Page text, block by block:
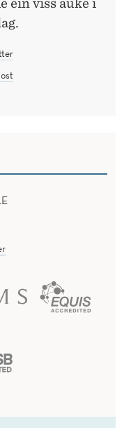
ein viss auke i